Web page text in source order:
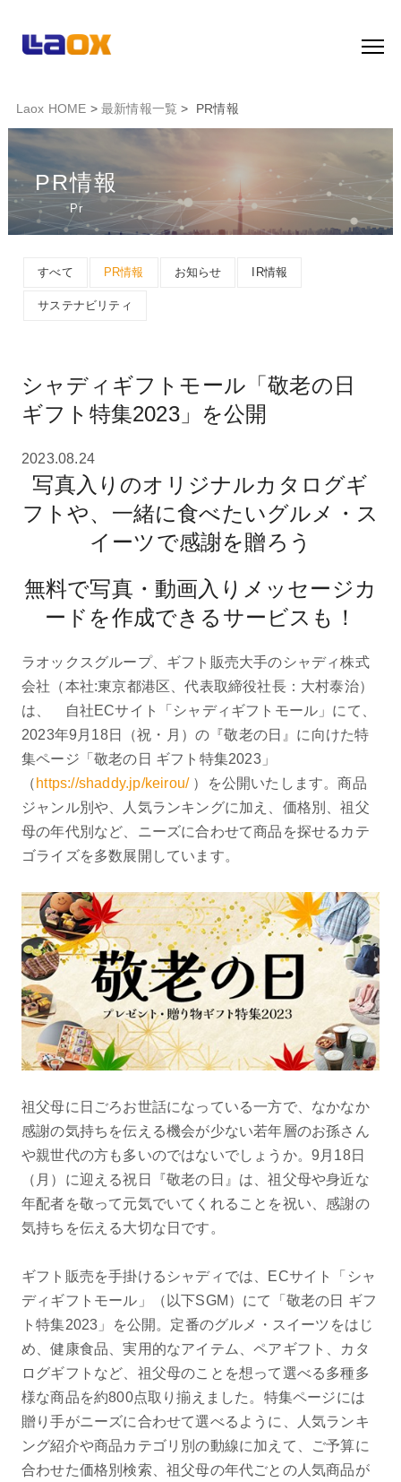
Laox HOME > 最新情報一覧 > PR情報
PR情報
Pr
すべて PR情報 お知らせ IR情報
サステナビリティ
シャディギフトモール「敬老の日
ギフト特集2023」を公開
2023.08.24
写真入りのオリジナルカタログギ
フトや、一緒に食べたいグルメ・ス
イーツで感謝を贈ろう
無料で写真・動画入りメッセージカ
ードを作成できるサービスも！
ラオックスグループ、ギフト販売大手のシャディ株式
会社（本社:東京都港区、代表取締役社長：大村泰治）
は、 自社ECサイト「シャディギフトモール」にて、
2023年9月18日（祝・月）の『敬老の日』に向けた特
集ページ「敬老の日 ギフト特集2023」
（ https://shaddy.jp/keirou/）を公開いたします。商品
ジャンル別や、人気ランキングに加え、価格別、祖父
母の年代別など、ニーズに合わせて商品を探せるカテ
ゴライズを多数展開しています。
祖父母に日ごろお世話になっている一方で、なかなか
感謝の気持ちを伝える機会が少ない若年層のお孫さん
や親世代の方も多いのではないでしょうか。9月18日
（月）に迎える祝日『敬老の日』は、祖父母や身近な
年配者を敬って元気でいてくれることを祝い、感謝の
気持ちを伝える大切な日です。
ギフト販売を手掛けるシャディでは、ECサイト「シャ
ディギフトモール」（以下SGM）にて「敬老の日 ギフ
ト特集2023」を公開。定番のグルメ・スイーツをはじ
め、健康食品、実用的なアイテム、ペアギフト、カタ
ログギフトなど、祖父母のことを想って選べる多種多
様な商品を約800点取り揃えました。特集ページには
贈り手がニーズに合わせて選べるように、人気ランキ
ング紹介や商品カテゴリ別の動線に加えて、ご予算に
合わせた価格別検索、祖父母の年代ごとの人気商品が